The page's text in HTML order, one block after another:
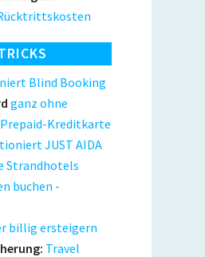
Blind Booking
ganz ohne
Kreditkarte
JUST AIDA
Strandhotels
buchen -
billig ersteigern
Travel